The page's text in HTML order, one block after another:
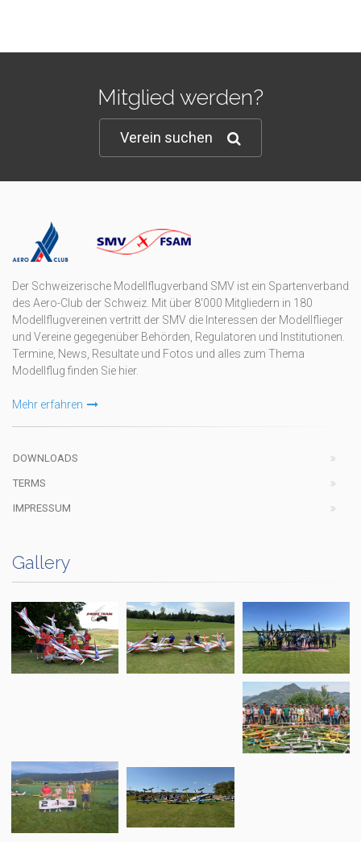
Mitglied werden?
Verein suchen
Der Schweizerische Modellflugverband SMV ist ein Spartenverband
des Aero-Club der Schweiz. Mit über 8'000 Mitgliedern in 180
Modellflugvereinen vertritt der SMV die Interessen der Modellflieger
und Vereine gegegenüber Behörden, Regulatoren und Institutionen.
Termine, News, Resultate und Fotos und alles zum Thema
Modellflug finden Sie hier.
Mehr erfahren
DOWNLOADS
TERMS
IMPRESSUM
Gallery